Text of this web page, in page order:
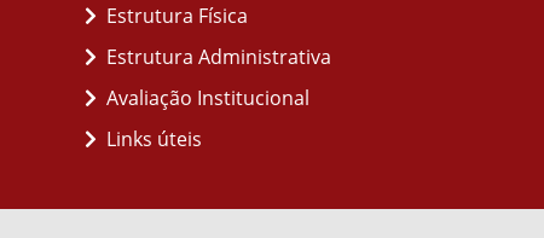
Estrutura Física
Estrutura Administrativa
Avaliação Institucional
Links úteis